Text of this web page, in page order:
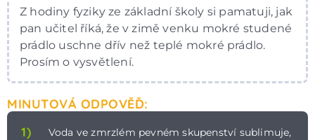
Z hodiny fyziky ze základní školy si pamatuji, jak
pan učitel říká, že v zimě venku mokré studené
prádlo uschne dřív než teplé mokré prádlo.
Prosím o vysvětlení.
MINUTOVÁ ODPOVĚĎ:
1)
Voda ve zmrzlém pevném skupenství sublimuje,